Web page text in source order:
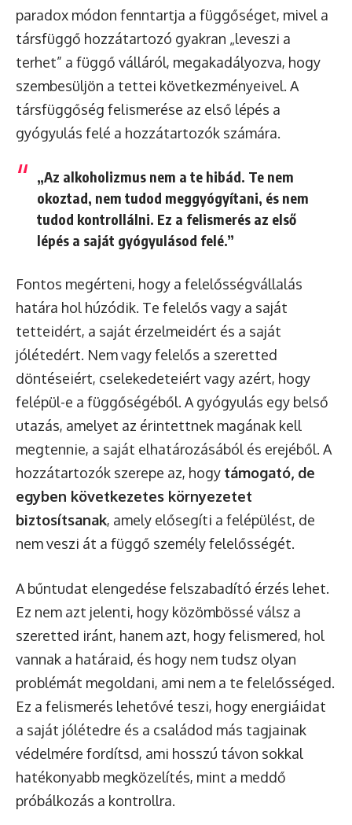
paradox módon fenntartja a függőséget, mivel a
társfüggő hozzátartozó gyakran „leveszi a
terhet” a függő válláról, megakadályozva, hogy
szembesüljön a tettei következményeivel. A
társfüggőség felismerése az első lépés a
gyógyulás felé a hozzátartozók számára.
„Az alkoholizmus nem a te hibád. Te nem
okoztad, nem tudod meggyógyítani, és nem
tudod kontrollálni. Ez a felismerés az első
lépés a saját gyógyulásod felé.”
Fontos megérteni, hogy a felelősségvállalás
határa hol húzódik. Te felelős vagy a saját
tetteidért, a saját érzelmeidért és a saját
jólétedért. Nem vagy felelős a szeretted
döntéseiért, cselekedeteiért vagy azért, hogy
felépül-e a függőségéből. A gyógyulás egy belső
utazás, amelyet az érintettnek magának kell
megtennie, a saját elhatározásából és erejéből. A
hozzátartozók szerepe az, hogy támogató, de
egyben következetes környezetet
biztosítsanak, amely elősegíti a felépülést, de
nem veszi át a függő személy felelősségét.
A bűntudat elengedése felszabadító érzés lehet.
Ez nem azt jelenti, hogy közömbössé válsz a
szeretted iránt, hanem azt, hogy felismered, hol
vannak a határaid, és hogy nem tudsz olyan
problémát megoldani, ami nem a te felelősséged.
Ez a felismerés lehetővé teszi, hogy energiáidat
a saját jólétedre és a családod más tagjainak
védelmére fordítsd, ami hosszú távon sokkal
hatékonyabb megközelítés, mint a meddő
próbálkozás a kontrollra.